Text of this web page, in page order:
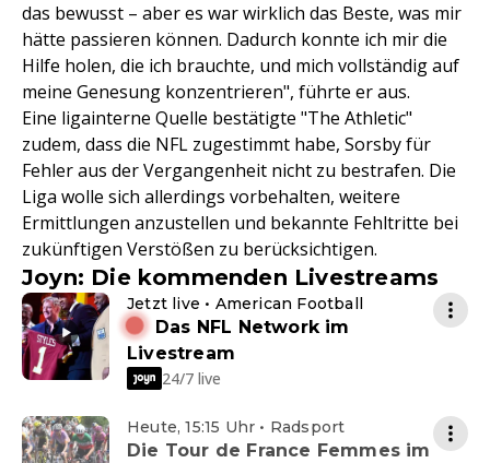
das bewusst – aber es war wirklich das Beste, was mir
hätte passieren können. Dadurch konnte ich mir die
Hilfe holen, die ich brauchte, und mich vollständig auf
meine Genesung konzentrieren", führte er aus.
Eine ligainterne Quelle bestätigte "The Athletic"
zudem, dass die NFL zugestimmt habe, Sorsby für
Fehler aus der Vergangenheit nicht zu bestrafen. Die
Liga wolle sich allerdings vorbehalten, weitere
Ermittlungen anzustellen und bekannte Fehltritte bei
zukünftigen Verstößen zu berücksichtigen.
Joyn: Die kommenden Livestreams
Jetzt live • American Football
Das NFL Network im
Livestream
24/7 live
Heute, 15:15 Uhr • Radsport
Die Tour de France Femmes im